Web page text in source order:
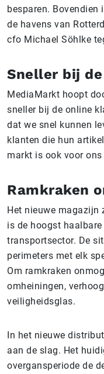
besparen. Bovendien
de havens van
cfo Michael Söhlke
Sneller bij
MediaMarkt hoopt
sneller bij de online
dat we snel kunnen
klanten die hun
markt is ook voor ons
Ramkraken
Het nieuwe magazijn
is de hoogst
transportsector. De
perimeters met elk
Om ramkraken
omheiningen,
veiligheidsglas.
In het nieuwe
aan de slag. Het
overgansperiode de